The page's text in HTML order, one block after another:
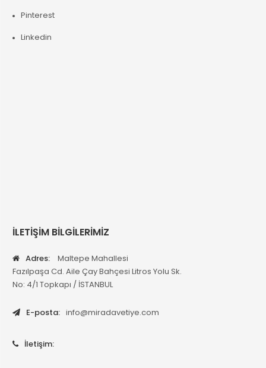
Pinterest
Linkedin
İLETİŞİM BİLGİLERİMİZ
Adres:
Maltepe Mahallesi
Fazılpaşa Cd. Aile Çay Bahçesi Litros Yolu Sk.
No: 4/1 Topkapı / İSTANBUL
E-posta: info@miradavetiye.com
İletişim: